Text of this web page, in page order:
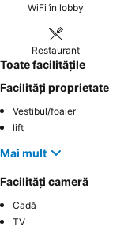
WiFi în lobby
Restaurant
Toate facilitățile
Facilități proprietate
Vestibul/foaier
lift
Mai mult
Facilități cameră
Cadă
TV